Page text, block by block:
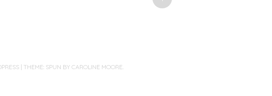
| THEME: SPUN BY CAROLINE MOORE